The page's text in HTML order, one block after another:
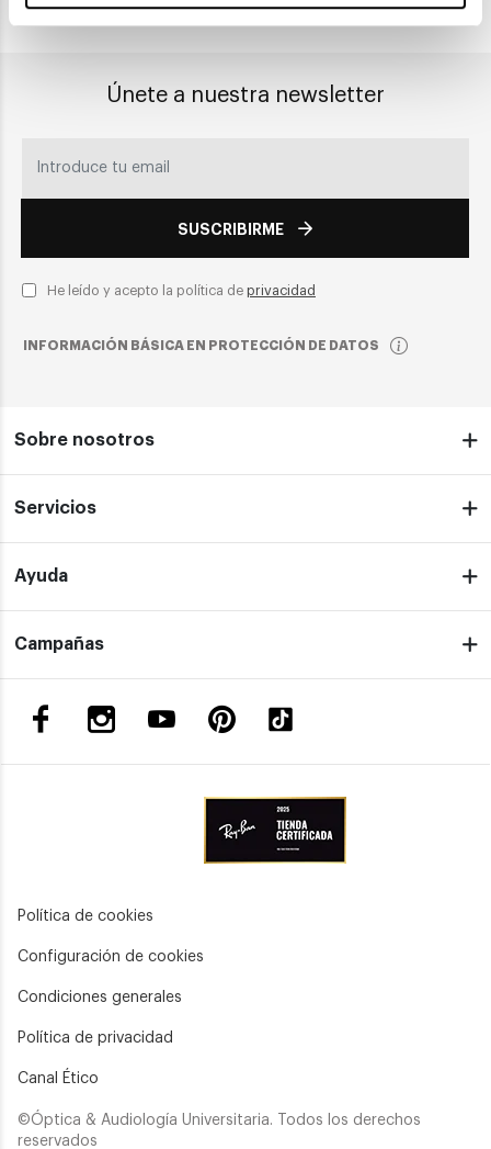
Únete a nuestra newsletter
SUSCRIBIRME
He leído y acepto la política de privacidad
INFORMACIÓN BÁSICA EN PROTECCIÓN DE DATOS
Sobre nosotros
Servicios
Ayuda
Campañas
Política de cookies
Configuración de cookies
Condiciones generales
Política de privacidad
Canal Ético
©Óptica & Audiología Universitaria. Todos los derechos
reservados